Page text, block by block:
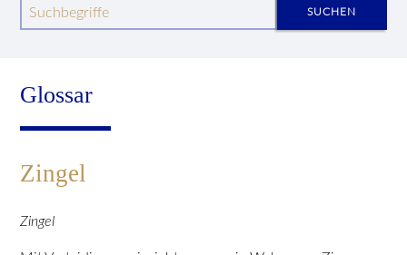
Suchbegriffe SUCHEN
Glossar
Zingel
Glossar
Zingel
Zingel